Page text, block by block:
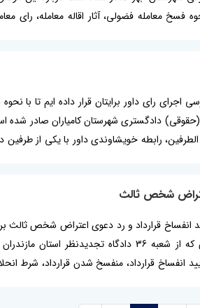
معامله فضولی، آثار اقاله معامله، رای
اجرای رای داور برایتان قرار داده ایم تا با
دادگستری شهرستان کامیاران صادر شده
رابطه خویشاوندی داور با یکی از طرفین
شخص ثالث
انفساخ قرارداد و رد دعوی اعتراض شخص ثالث
صدور رای در این زمینه آشنا شوید. این نمونه رای که از شعبه 36
قرارداد، منفسخ شدن قرارداد، شرط